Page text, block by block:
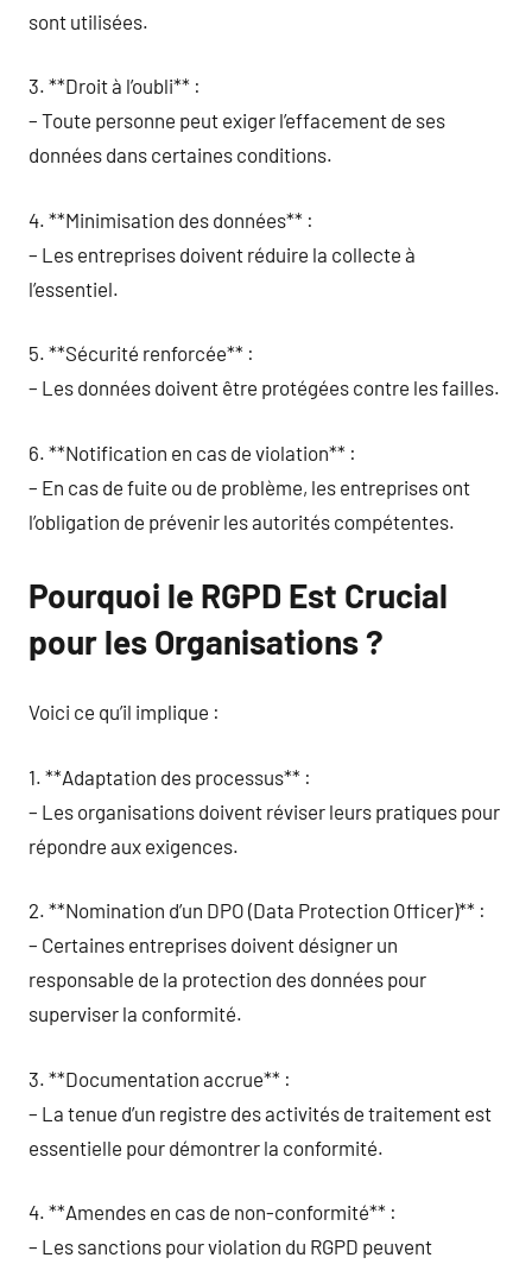
sont utilisées.
3. **Droit à l’oubli** :
– Toute personne peut exiger l’effacement de ses
données dans certaines conditions.
4. **Minimisation des données** :
– Les entreprises doivent réduire la collecte à
l’essentiel.
5. **Sécurité renforcée** :
– Les données doivent être protégées contre les failles.
6. **Notification en cas de violation** :
– En cas de fuite ou de problème, les entreprises ont
l’obligation de prévenir les autorités compétentes.
Pourquoi le RGPD Est Crucial
pour les Organisations ?
Voici ce qu’il implique :
1. **Adaptation des processus** :
– Les organisations doivent réviser leurs pratiques pour
répondre aux exigences.
2. **Nomination d’un DPO (Data Protection Officer)** :
– Certaines entreprises doivent désigner un
responsable de la protection des données pour
superviser la conformité.
3. **Documentation accrue** :
– La tenue d’un registre des activités de traitement est
essentielle pour démontrer la conformité.
4. **Amendes en cas de non-conformité** :
– Les sanctions pour violation du RGPD peuvent